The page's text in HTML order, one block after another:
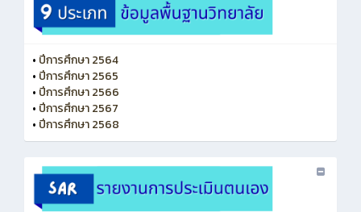
• ปีการศึกษา 2564
• ปีการศึกษา 2565
• ปีการศึกษา 2566
• ปีการศึกษา 2567
• ปีการศึกษา 2568